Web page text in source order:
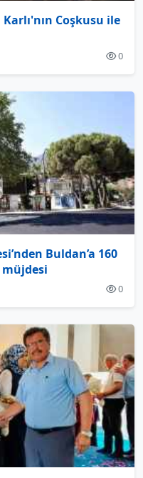
Coşkusu ile
0
Buldan’a 160
müjdesi
0